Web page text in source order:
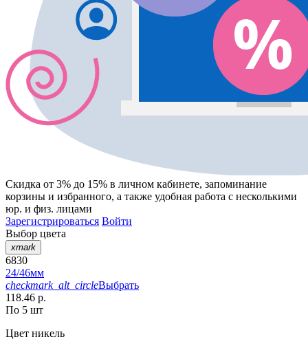
Скидка от 3% до 15% в личном кабинете, запоминание
корзины и избранного, а также удобная работа с несколькими
юр. и физ. лицами
Зарегистрироваться Войти
Выбор цвета
xmark
6830
24/46мм
checkmark_alt_circleВыбрать
118.46 р.
По 5 шт
Цвет никель